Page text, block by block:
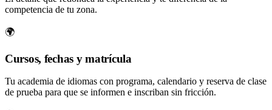
competencia de tu zona.
🌍
Cursos, fechas y matrícula
Tu academia de idiomas con programa, calendario y reserva de clase
de prueba para que se informen e inscriban sin fricción.